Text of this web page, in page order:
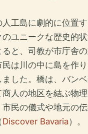
人工島に劇的に位置
ユニークな歴史的状
と、司教が市庁舎
は川の中に島を作
した。橋は、バンベ
人の地区を結ぶ物
民の儀式や地元の
Discover Bavaria）。